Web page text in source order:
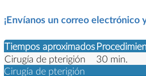
¡Envíanos un correo
Tiempos aproximados
Cirugía de pterigión
30 min.
Cirugía de pterigión